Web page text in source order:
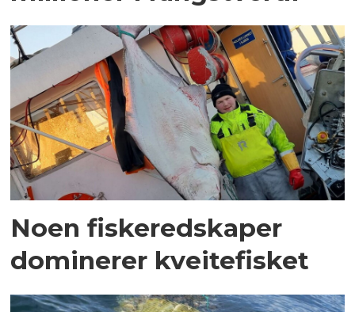
Noen fiskeredskaper
dominerer kveitefisket